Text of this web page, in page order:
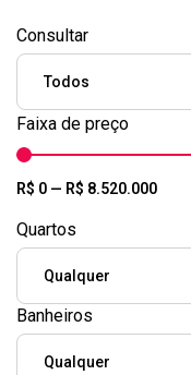
Consultar
Faixa de preço
R$ 0 — R$ 8.520.000
Quartos
Banheiros